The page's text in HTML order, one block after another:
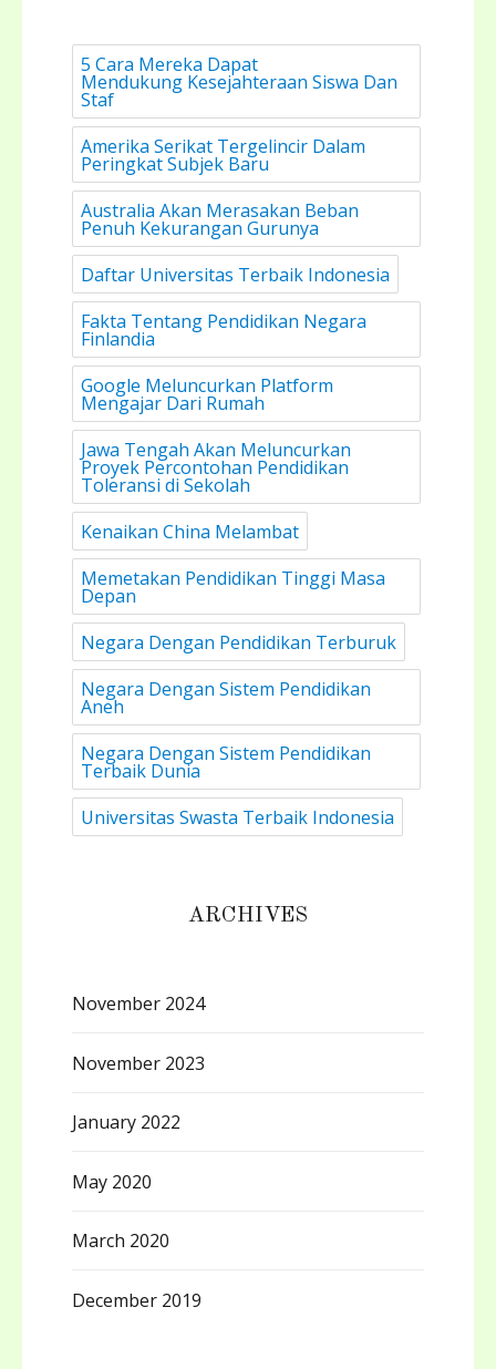
5 Cara Mereka Dapat
Mendukung Kesejahteraan Siswa Dan
Staf
Amerika Serikat Tergelincir Dalam
Peringkat Subjek Baru
Australia Akan Merasakan Beban
Penuh Kekurangan Gurunya
Daftar Universitas Terbaik Indonesia
Fakta Tentang Pendidikan Negara
Finlandia
Google Meluncurkan Platform
Mengajar Dari Rumah
Jawa Tengah Akan Meluncurkan
Proyek Percontohan Pendidikan
Toleransi di Sekolah
Kenaikan China Melambat
Memetakan Pendidikan Tinggi Masa
Depan
Negara Dengan Pendidikan Terburuk
Negara Dengan Sistem Pendidikan
Aneh
Negara Dengan Sistem Pendidikan
Terbaik Dunia
Universitas Swasta Terbaik Indonesia
ARCHIVES
November 2024
November 2023
January 2022
May 2020
March 2020
December 2019